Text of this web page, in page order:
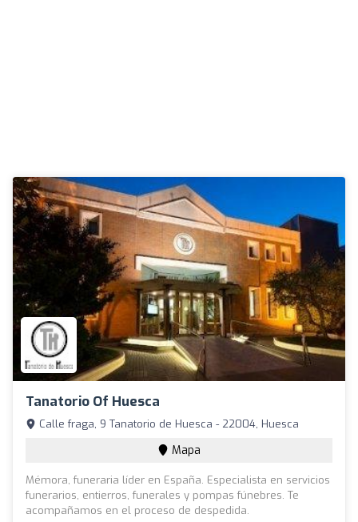
Tanatorio Of Huesca
Calle fraga, 9 Tanatorio de Huesca - 22004, Huesca
Mapa
Mémora, funeraria líder en España. Especialista en servicios
funerarios, entierros, funerales y pompas fúnebres. Te
acompañamos en el proceso de despedida.